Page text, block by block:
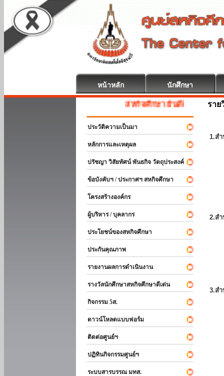
หน้าหลัก นักศึกษา
สหกิจศึกษา ยินดีต้อนรับ
ประวัติความเป็นมา
หลักการและเหตุผล
ปรัชญา วิสัยทัศน์ พันธกิจ วัตถุประสงค์
ข้อบังคับฯ / ประกาศฯ สหกิจศึกษา
โครงสร้างองค์กร
ผู้บริหาร / บุคลากร
ประโยชน์ของสหกิจศึกษา
ประกันคุณภาพ
รายงานผลการดำเนินงาน
รางวัลนักศึกษาสหกิจศึกษาดีเด่น
กิจกรรม 5ส.
ดาวน์โหลดแบบฟอร์ม
ติดต่อศูนย์ฯ
ปฏิทินกิจกรรมศูนย์ฯ
ระบบสารบรรณ มทส.
ราย
1.ส
2.ส
3.ส